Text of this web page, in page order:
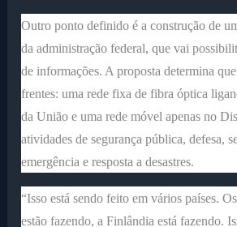
Outro ponto definido é a construção de
da administração federal, que vai
de informações. A proposta determina
frentes: uma rede fixa de fibra óptica
da União e uma rede móvel apenas no
atividades de segurança pública, defesa,
emergência e resposta a desastres.
“Isso está sendo feito em vários países.
estão fazendo, a Finlândia está fazendo.